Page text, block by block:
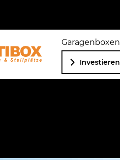
Garagenboxen
Investieren